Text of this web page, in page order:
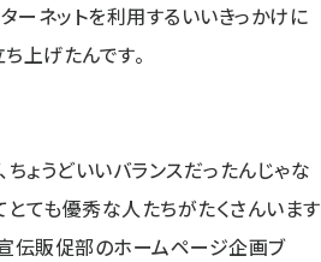
ーネットを利用するいいきっかけに
上げたんです。
ちょうどいいバランスだったんじゃな
ても優秀な人たちがたくさんいます
宣伝販促部のホームページ企画ブ